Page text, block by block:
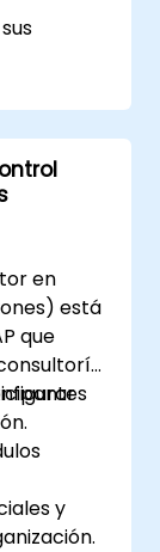
de su
en
está
que
y